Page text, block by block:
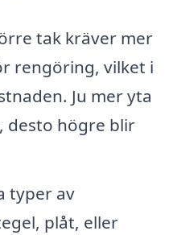
tak kräver mer
rengöring, vilket i
Ju mer yta
desto högre blir
typer av
plåt, eller